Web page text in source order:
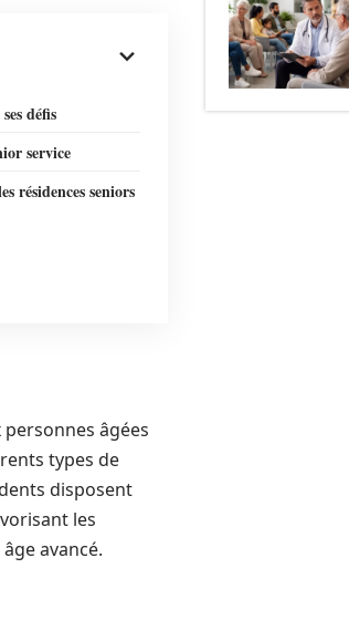
défis
service
résidences seniors
âgées
types de
disposent
les
avancé.